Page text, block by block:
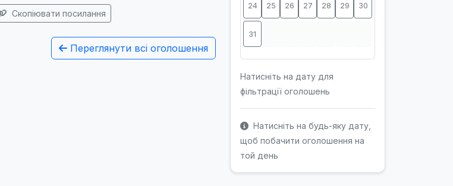
Скопіювати посилання
Переглянути всі оголошення
24 25 26 27 28 29 30
31
Натисніть на дату для
фільтрації оголошень
Натисніть на будь-яку дату,
щоб побачити оголошення на
той день